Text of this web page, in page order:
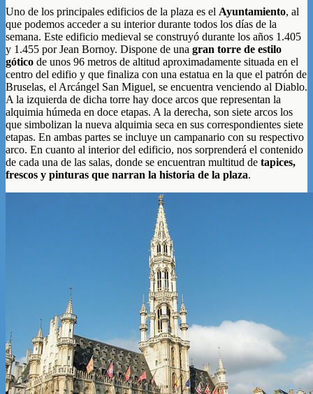
Uno de los principales edificios de la plaza es el Ayuntamiento, al
que podemos acceder a su interior durante todos los días de la
semana. Este edificio medieval se construyó durante los años 1.405
y 1.455 por Jean Bornoy. Dispone de una gran torre de estilo
gótico de unos 96 metros de altitud aproximadamente situada en el
centro del edifio y que finaliza con una estatua en la que el patrón de
Bruselas, el Arcángel San Miguel, se encuentra venciendo al Diablo.
A la izquierda de dicha torre hay doce arcos que representan la
alquimia húmeda en doce etapas. A la derecha, son siete arcos los
que simbolizan la nueva alquimia seca en sus correspondientes siete
etapas. En ambas partes se incluye un campanario con su respectivo
arco. En cuanto al interior del edificio, nos sorprenderá el contenido
de cada una de las salas, donde se encuentran multitud de tapices,
frescos y pinturas que narran la historia de la plaza.